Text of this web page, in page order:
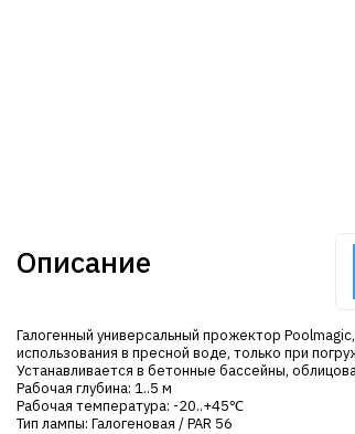
Описание
Галогенный универсальный прожектор
использования в пресной воде, только при
Устанавливается в бетонные бассейны,
Рабочая глубина: 1..5 м
Рабочая температура: -20..+45℃
Тип лампы: Галогеновая / PAR 56